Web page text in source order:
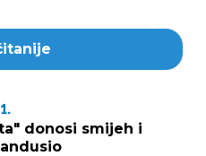
1.
donosi smijeh i